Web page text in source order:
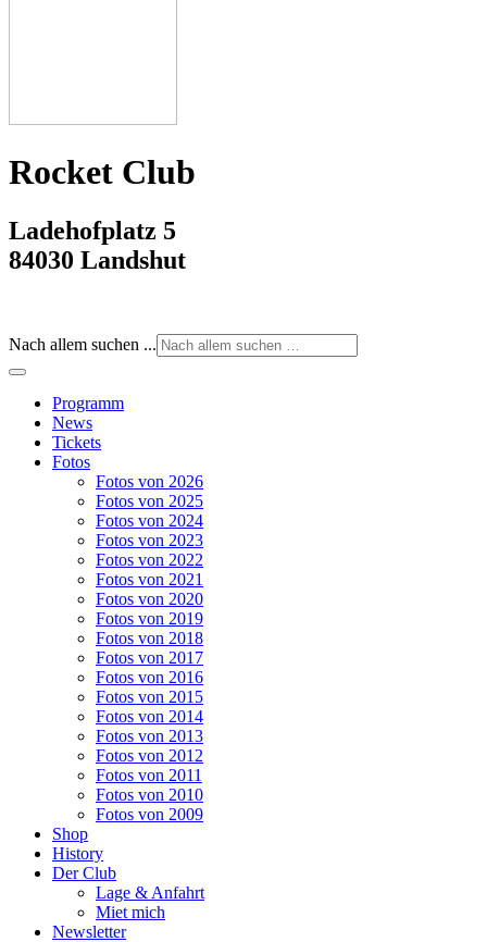
Rocket Club
Ladehofplatz 5
84030 Landshut
Nach allem suchen ...
Programm
News
Tickets
Fotos
Fotos von 2026
Fotos von 2025
Fotos von 2024
Fotos von 2023
Fotos von 2022
Fotos von 2021
Fotos von 2020
Fotos von 2019
Fotos von 2018
Fotos von 2017
Fotos von 2016
Fotos von 2015
Fotos von 2014
Fotos von 2013
Fotos von 2012
Fotos von 2011
Fotos von 2010
Fotos von 2009
Shop
History
Der Club
Lage & Anfahrt
Miet mich
Newsletter